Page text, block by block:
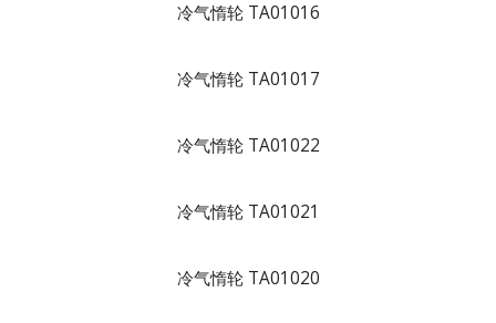
冷气惰轮 TA01016
冷气惰轮 TA01017
冷气惰轮 TA01022
冷气惰轮 TA01021
冷气惰轮 TA01020